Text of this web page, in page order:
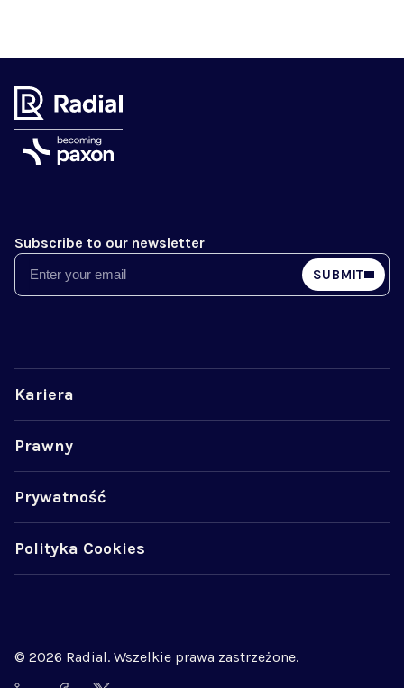
Subscribe to our newsletter
Email SUBMIT
Kariera
Prawny
Prywatność
Polityka Cookies
© 2026 Radial. Wszelkie prawa zastrzeżone.